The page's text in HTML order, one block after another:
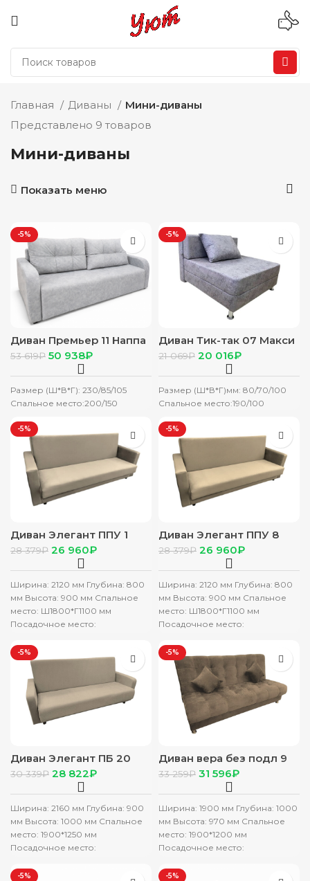
Главная Диваны
Мини-диваны
Представлено 9 товаров
Мини-диваны
Показать меню
-5%
Диван Премьер 11 Наппа
св серый
53 619₽ 50 938₽
Размер (Ш*В*Г): 230/85/105
Спальное место:200/150
-5%
Диван Тик-так 07 Макси
21 069₽ 20 016₽
Размер (Ш*В*Г)мм: 80/70/100
Спальное место:190/100
-5%
Диван Элегант ППУ 1
Бамбук (бежевый)
28 379₽ 26 960₽
Ширина: 2120 мм Глубина: 800
мм Высота: 900 мм Спальное
место: Ш1800*Г1100 мм
Посадочное место:
Механизм трансформации:
Книжка
-5%
Диван Элегант ППУ 8
Лотос (бежевый)
28 379₽ 26 960₽
Ширина: 2120 мм Глубина: 800
мм Высота: 900 мм Спальное
место: Ш1800*Г1100 мм
Посадочное место:
Механизм трансформации:
Книжка
-5%
Диван Элегант ПБ 20
Бамбук (бежевый)
30 339₽ 28 822₽
Ширина: 2160 мм Глубина: 900
мм Высота: 1000 мм Спальное
место: 1900*1250 мм
Посадочное место:
Механизм трансформации:
-5%
Диван вера без подл 9
Ламбре ( коричневый)
33 259₽ 31 596₽
Ширина: 1900 мм Глубина: 1000
мм Высота: 970 мм Спальное
место: 1900*1200 мм
Посадочное место:
Механизм трансформации:
-5% -5%